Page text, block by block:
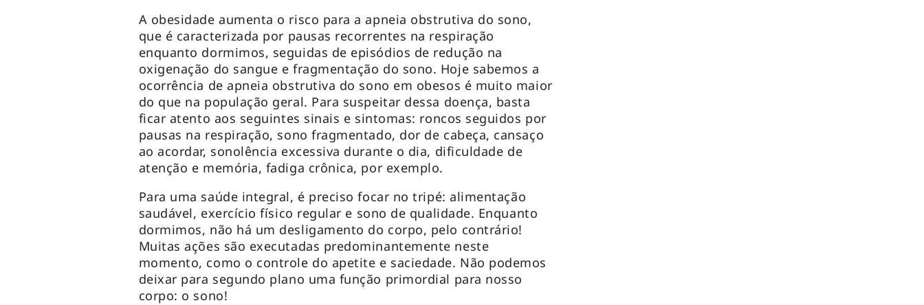
A obesidade aumenta o risco para a apneia obstrutiva do sono,
que é caracterizada por pausas recorrentes na respiração
enquanto dormimos, seguidas de episódios de redução na
oxigenação do sangue e fragmentação do sono. Hoje sabemos a
ocorrência de apneia obstrutiva do sono em obesos é muito maior
do que na população geral. Para suspeitar dessa doença, basta
ficar atento aos seguintes sinais e sintomas: roncos seguidos por
pausas na respiração, sono fragmentado, dor de cabeça, cansaço
ao acordar, sonolência excessiva durante o dia, dificuldade de
atenção e memória, fadiga crônica, por exemplo.
Para uma saúde integral, é preciso focar no tripé: alimentação
saudável, exercício físico regular e sono de qualidade. Enquanto
dormimos, não há um desligamento do corpo, pelo contrário!
Muitas ações são executadas predominantemente neste
momento, como o controle do apetite e saciedade. Não podemos
deixar para segundo plano uma função primordial para nosso
corpo: o sono!